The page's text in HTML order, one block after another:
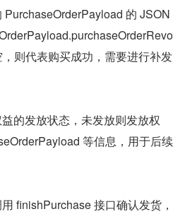
的 JSON
则代表购买成功，需要进行补发
的发放状态，未发放则发放权
等信息，用于后续
finishPurchase 接口确认发货，